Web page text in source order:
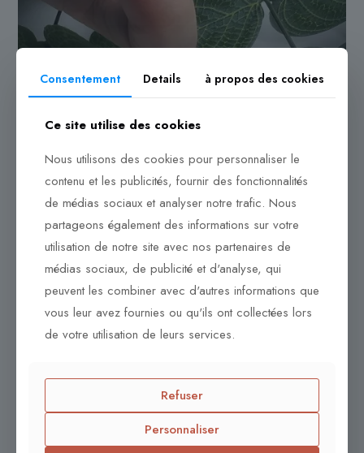
Consentement Details à propos des cookies
Ce site utilise des cookies
Nous utilisons des cookies pour personnaliser le
contenu et les publicités, fournir des fonctionnalités
de médias sociaux et analyser notre trafic. Nous
partageons également des informations sur votre
utilisation de notre site avec nos partenaires de
médias sociaux, de publicité et d'analyse, qui
peuvent les combiner avec d'autres informations que
vous leur avez fournies ou qu'ils ont collectées lors
de votre utilisation de leurs services.
Refuser
Personnaliser